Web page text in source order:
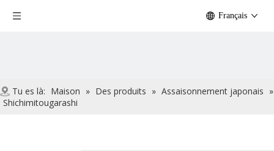
Français
Tu es là: Maison » Des produits » Assaisonnement japonais »
Shichimitougarashi